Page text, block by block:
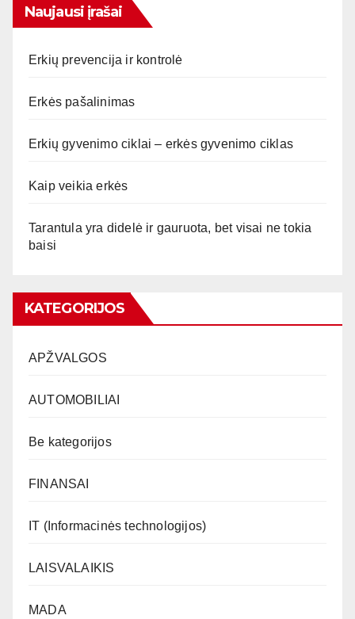
Naujausi įrašai
Erkių prevencija ir kontrolė
Erkės pašalinimas
Erkių gyvenimo ciklai – erkės gyvenimo ciklas
Kaip veikia erkės
Tarantula yra didelė ir gauruota, bet visai ne tokia
baisi
KATEGORIJOS
APŽVALGOS
AUTOMOBILIAI
Be kategorijos
FINANSAI
IT (Informacinės technologijos)
LAISVALAIKIS
MADA